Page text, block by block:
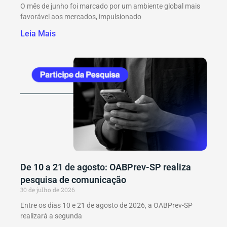
O mês de junho foi marcado por um ambiente global mais
favorável aos mercados, impulsionado
Leia Mais
De 10 a 21 de agosto: OABPrev-SP realiza
pesquisa de comunicação
30 de julho de 2026
Entre os dias 10 e 21 de agosto de 2026, a OABPrev-SP
realizará a segunda